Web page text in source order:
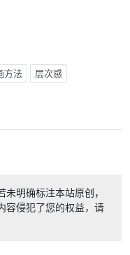
方法 层次感
明确标注本站原创，
容侵犯了您的权益，请